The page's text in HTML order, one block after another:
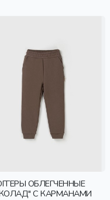
ОБЛЕГЧЕННЫЕ
С КАРМАНАМИ